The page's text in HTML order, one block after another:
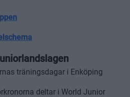
träningsdagar i Enköping
deltar i World Junior